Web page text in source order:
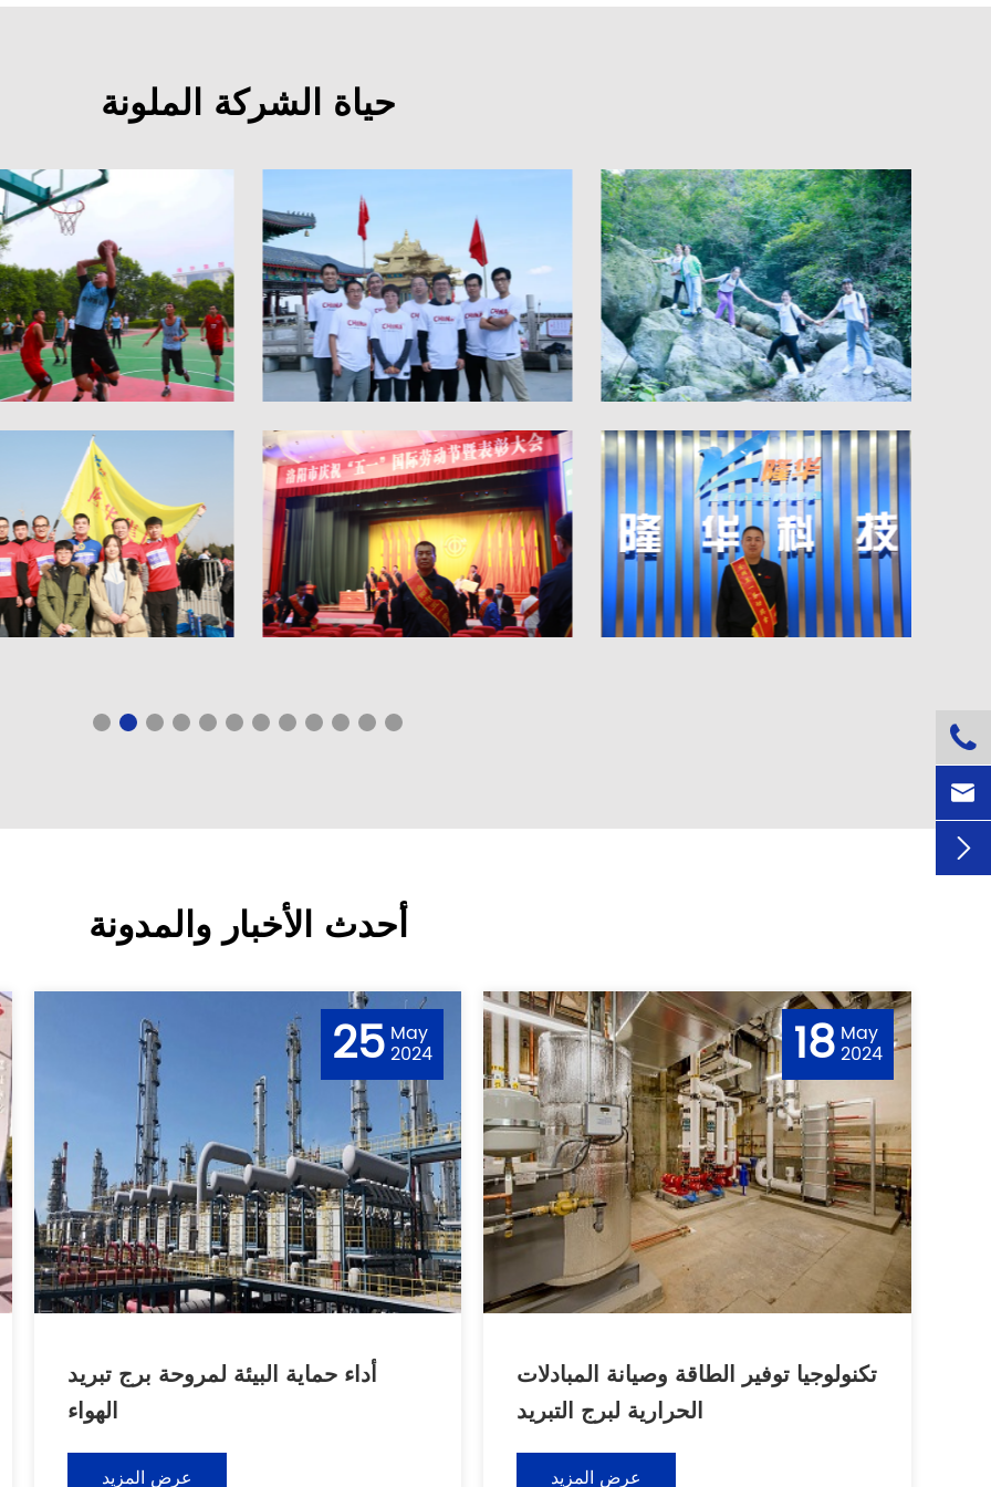
حياة الشركة الملونة
أحدث الأخبار والمدونة
25 May
2024
أداء حماية البيئة لمروحة برج تبريد
الهواء
عرض المزيد
18 May
2024
تكنولوجيا توفير الطاقة وصيانة المبادلات
الحرارية لبرج التبريد
عرض المزيد


